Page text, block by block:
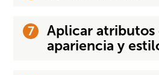
Aplicar atributos
apariencia y